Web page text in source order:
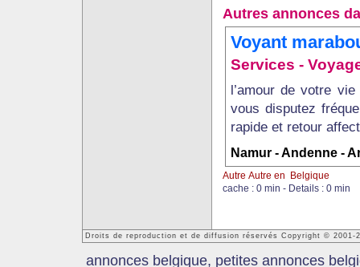
Autres annonces
Voyant
Services -
l’amour de votre
vous disputez
rapide et retour
Namur - Andenne -
Autre Autre en Belgique
cache : 0 min - Details : 0 min
Droits de reproduction et de diffusion réservés Copyright © 2001-
annonces belgique, petites annonces